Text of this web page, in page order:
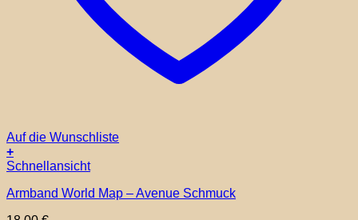
Auf die Wunschliste
+
Dieses
weist
Schnellansicht
Armband World Map – Avenue Schmuck